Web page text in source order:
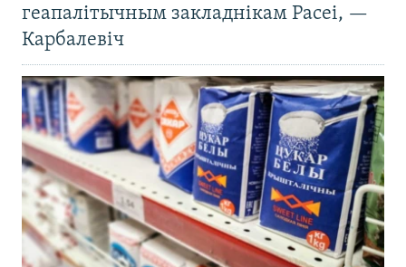
геапалітычным закладнікам Расеі, —
Карбалевіч